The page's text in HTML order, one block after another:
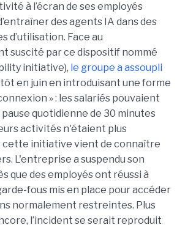
à l’écran de ses employés
des agents IA dans des
d’utilisation. Face au
suscité par ce dispositif nommé
initiative), le groupe a assoupli
en juin en introduisant une forme
» : les salariés pouvaient
pause quotidienne de 30 minutes
activités n'étaient plus
cette initiative vient de connaître
L'entreprise a suspendu son
que des employés ont réussi à
fous mis en place pour accéder
normalement restreintes. Plus
l’incident se serait reproduit